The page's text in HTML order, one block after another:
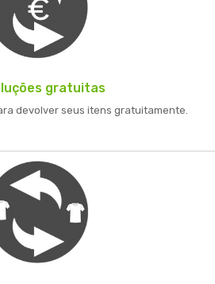
gratuitas
devolver seus itens gratuitamente.